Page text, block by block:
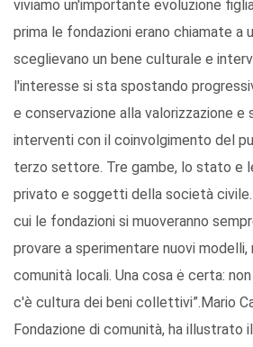
viviamo un'importante evoluzione
prima le fondazioni erano chiamate a
sceglievano un bene culturale e
l'interesse si sta spostando
e conservazione alla valorizzazione
interventi con il coinvolgimento del
terzo settore. Tre gambe, lo stato e
privato e soggetti della società
cui le fondazioni si muoveranno
provare a sperimentare nuovi
comunità locali. Una cosa ė certa:
c'è cultura dei beni collettivi”.Mario
Fondazione di comunità, ha illustrato